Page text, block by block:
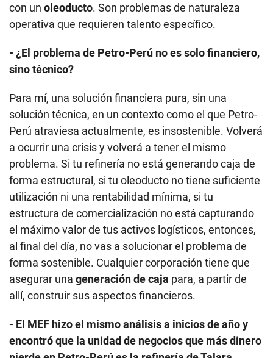
Perú atraviesa actualmente, es insostenible. Volverá
a ocurrir una crisis y volverá a tener el mismo
forma estructural, si tu oleoducto no tiene suficiente
utilización ni una rentabilidad mínima, si tu
estructura de comercialización no está capturando
el máximo valor de tus activos logísticos, entonces,
al final del día, no vas a solucionar el problema de
forma sostenible. Cualquier corporación tiene que
asegurar una generación de caja
para, a partir de
allí, construir sus aspectos financieros.
- El MEF hizo el mismo análisis a inicios de año y
encontró que la unidad de negocios que más dinero
pierde en Petro-Perú es la refinería de Talara.
Lo que Petro-Perú debe hacer es asegurar que sus
unidades auxiliares y el Flexicoking (FCK)trabajen
a su máximo potencial. La solución viene con
de capital o una inversión que se requiera. He
escuchado muchas veces que solo es un problema